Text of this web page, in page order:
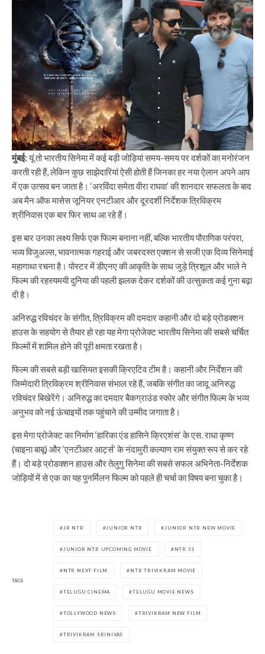
मुंबई:यूं तो भारतीय सिनेमा में कई बड़ी जोड़ियां समय-समय पर दर्शकों का मनोरंजन
करती रही हैं, लेकिन कुछ साझेदारियां ऐसी होती हैं जिनका हर नया ऐलान अपने आप
में एक उत्सव बन जाता है। ‘अरविंदा समेता वीरा राघवा’ की शानदार सफलता के बाद
अब मैन ऑफ मासेस जूनियर एनटीआर और दूरदर्शी निर्देशक त्रिविक्रम
श्रीनिवास एक बार फिर साथ आ रहे हैं।
इस बार उनका लक्ष्य सिर्फ एक फिल्म बनाना नहीं, बल्कि भारतीय पौराणिक परंपरा,
भव्य विजुअल्स, भावनात्मक गहराई और जबरदस्त एक्शन से सजी एक दिव्य सिनेमाई
महागाथा रचना है। पोस्टर में डीएनए की आकृति के साथ जुड़े त्रिशूल और भाले ने
फिल्म की रहस्यमयी दुनिया की पहली झलक देकर दर्शकों की उत्सुकता कई गुना बढ़ा
दी है।
अनिरुद्ध रविचंदर के संगीत, त्रिविक्रम की दमदार कहानी और दो बड़े प्रोडक्शन
हाउस के सहयोग से तैयार हो रहा यह मेगा प्रोजेक्ट भारतीय सिनेमा की सबसे चर्चित
फिल्मों में शामिल होने की पूरी क्षमता रखता है।
फिल्म की सबसे बड़ी खासियत इसकी क्रिएटिव टीम है। कहानी और निर्देशन की
जिम्मेदारी त्रिविक्रम श्रीनिवास संभाल रहे हैं, जबकि संगीत का जादू अनिरुद्ध
रविचंदर बिखेरेंगे। अनिरुद्ध का दमदार बैकग्राउंड स्कोर और संगीत फिल्म के भव्य
अनुभव को नई ऊंचाइयों तक पहुंचाने की उम्मीद जगाता है।
इस मेगा प्रोजेक्ट का निर्माण ‘हारिका एंड हासिने क्रिएशंस’ के एस. राधा कृष्ण
(चाइना बाबू) और ‘एनटीआर आर्ट्स’ के नंदामुरी कल्याण राम संयुक्त रूप से कर रहे
हैं। दो बड़े प्रोडक्शन हाउस और तेलुगु सिनेमा की सबसे सफल अभिनेता-निर्देशक
जोड़ियों में से एक का यह पुनर्मिलन फिल्म को पहले ही चर्चा का विषय बना चुका है।
TAGS
JR NTR JUNIOR NTR JUNIOR NTR NEW MOVIE
JUNIOR NTR UPCOMING MOVIE NTR 31
NTR NEXT FILM NTR TRIVIKRAM MOVIE
TELUGU CINEMA TELUGU MOVIE NEWS
TOLLYWOOD NEWS TRIVIKRAM NEW FILM
TRIVIKRAM SRINIVAS